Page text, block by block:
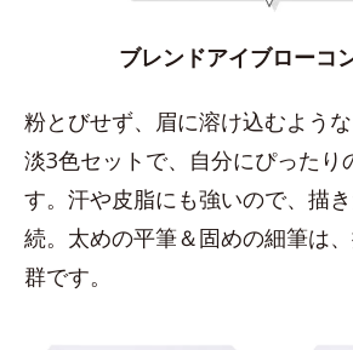
ブレンドアイブローコ
粉とびせず、眉に溶け込むよう
淡3色セットで、自分にぴったり
す。汗や皮脂にも強いので、描
続。太めの平筆＆固めの細筆は
群です。